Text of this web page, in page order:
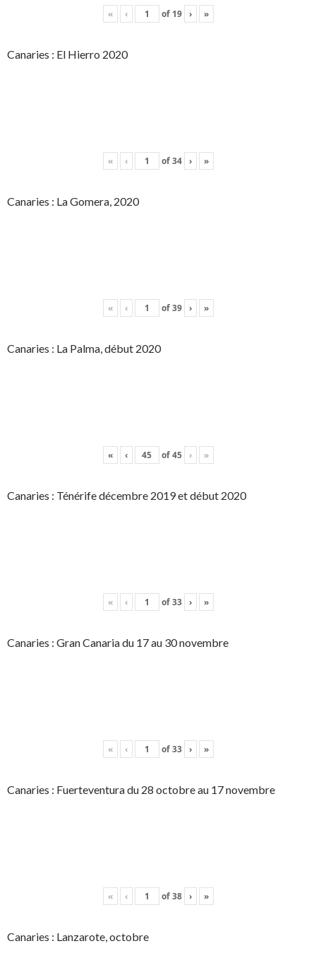
« ‹ of 19 › »
Canaries : El Hierro 2020
« ‹ of34 › »
Canaries : La Gomera, 2020
« ‹ of39 › »
Canaries : La Palma, début 2020
« ‹ of45 › »
Canaries : Ténérife décembre 2019 et début 2020
« ‹ of33 › »
Canaries : Gran Canaria du 17 au 30 novembre
« ‹ of33 › »
Canaries : Fuerteventura du 28 octobre au 17 novembre
« ‹ of38 › »
Canaries : Lanzarote, octobre